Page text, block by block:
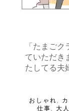
「たまご
ていただき
たしてる夫
おしゃれ ,
仕事 , 大